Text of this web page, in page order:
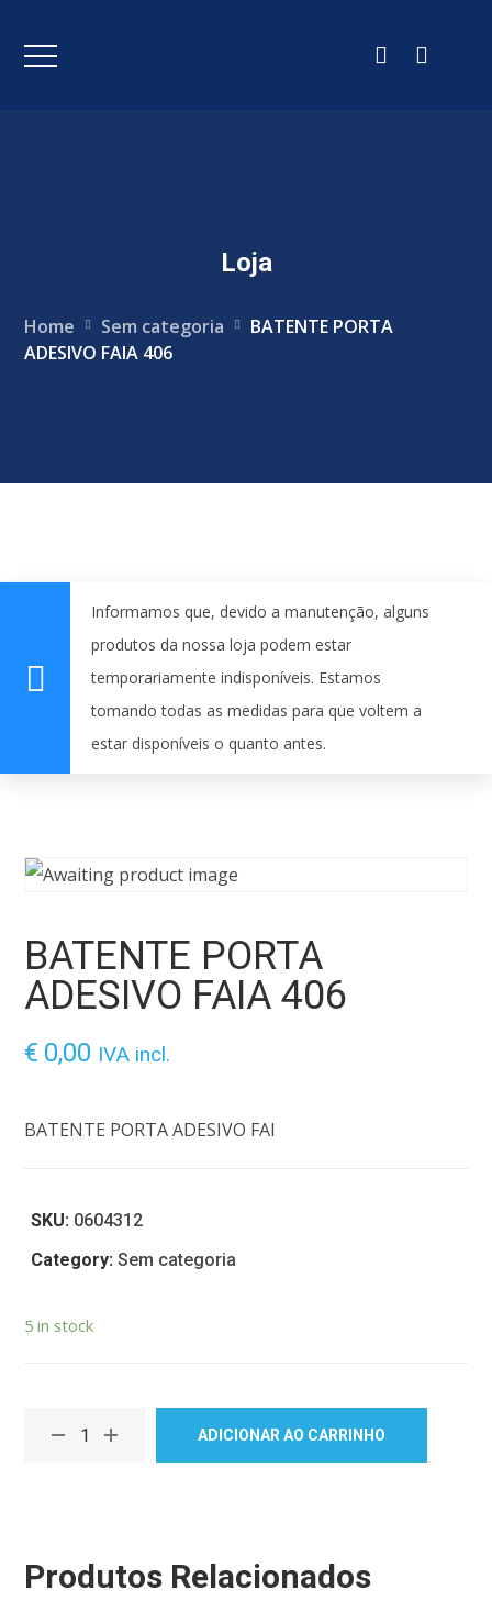
Loja
Home Sem categoria
BATENTE PORTA
ADESIVO FAIA 406
Informamos que, devido a manutenção, alguns
produtos da nossa loja podem estar
temporariamente indisponíveis. Estamos
tomando todas as medidas para que voltem a
estar disponíveis o quanto antes.
BATENTE PORTA
ADESIVO FAIA 406
€ 0,00 IVA incl.
BATENTE PORTA ADESIVO FAI
SKU: 0604312
Category:Sem categoria
5 in stock
ADICIONAR AO CARRINHO
Produtos Relacionados